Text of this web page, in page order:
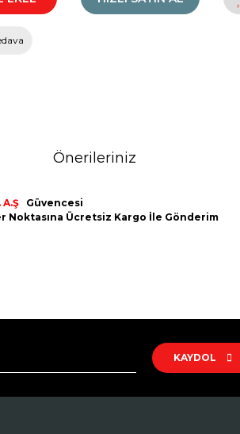
Önerileriniz
A.Ş
Güvencesi
Noktasına Ücretsiz Kargo İle Gönderim
KAYDOL